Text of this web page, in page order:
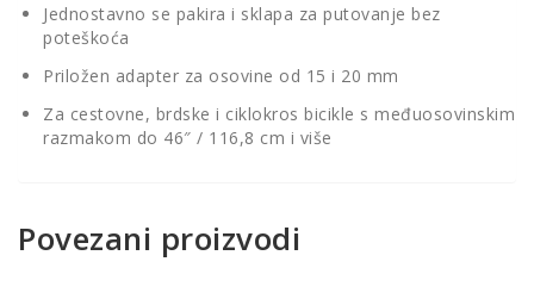
Jednostavno se pakira i sklapa za putovanje bez
poteškoća
Priložen adapter za osovine od 15 i 20 mm
Za cestovne, brdske i ciklokros bicikle s međuosovinskim
razmakom do 46″ / 116,8 cm i više
Povezani proizvodi